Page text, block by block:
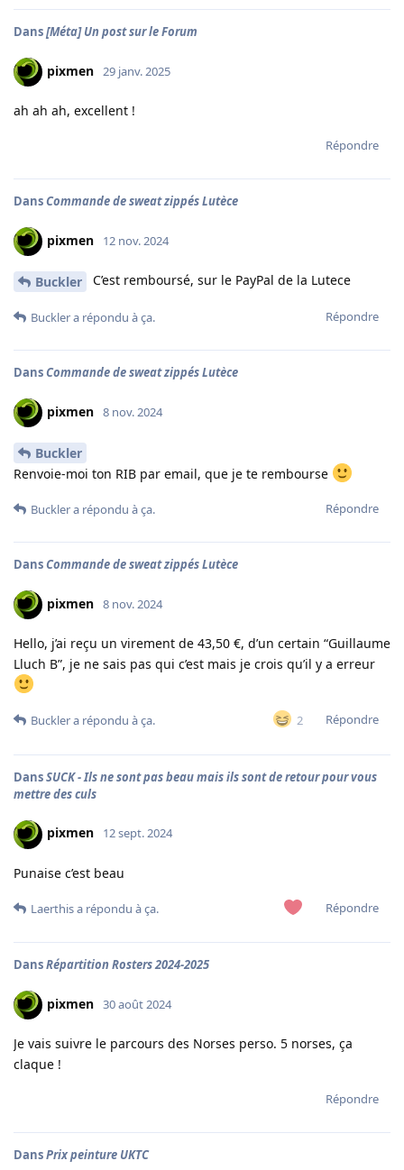
Dans[Méta] Un post sur le Forum
pixmen 29 janv. 2025
ah ah ah, excellent !
Répondre
DansCommande de sweat zippés Lutèce
pixmen 12 nov. 2024
Buckler C’est remboursé, sur le PayPal de la Lutece
Répondre
Bucklera répondu à ça.
DansCommande de sweat zippés Lutèce
pixmen 8 nov. 2024
Buckler
Renvoie-moi ton RIB par email, que je te rembourse
Répondre
Bucklera répondu à ça.
DansCommande de sweat zippés Lutèce
pixmen 8 nov. 2024
Hello, j’ai reçu un virement de 43,50 €, d’un certain “Guillaume
Lluch B”, je ne sais pas qui c’est mais je crois qu’il y a erreur
2 Répondre
Bucklera répondu à ça.
DansSUCK - Ils ne sont pas beau mais ils sont de retour pour vous
mettre des culs
pixmen 12 sept. 2024
Punaise c’est beau
Répondre
Laerthisa répondu à ça.
DansRépartition Rosters 2024-2025
pixmen 30 août 2024
Je vais suivre le parcours des Norses perso. 5 norses, ça
claque !
Répondre
DansPrix peinture UKTC